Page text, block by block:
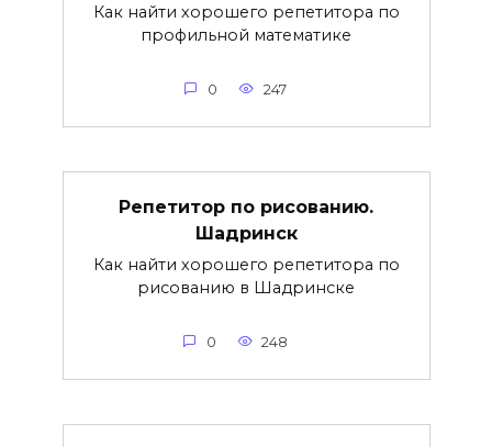
Как найти хорошего репетитора по
профильной математике
0 247
Репетитор по рисованию.
Шадринск
Как найти хорошего репетитора по
рисованию в Шадринске
0 248